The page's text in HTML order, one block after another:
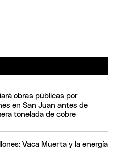
obras públicas por
en San Juan antes de
tonelada de cobre
Vaca Muerta y la energía